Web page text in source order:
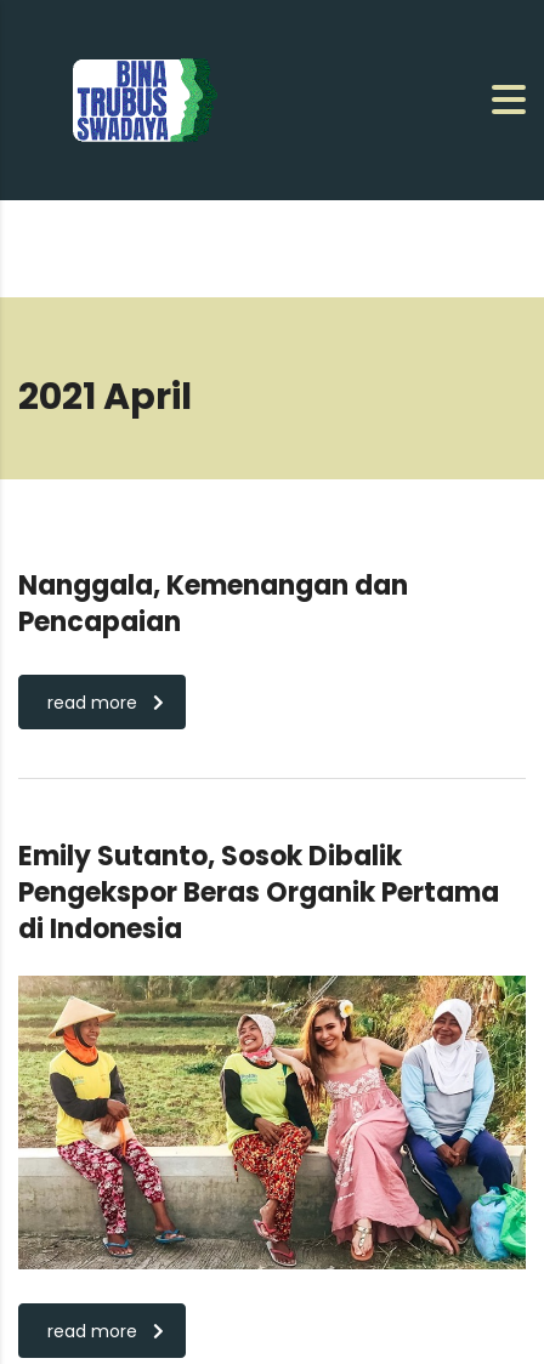
2021 April
Nanggala, Kemenangan dan
Pencapaian
read more
Emily Sutanto, Sosok Dibalik
Pengekspor Beras Organik Pertama
di Indonesia
read more